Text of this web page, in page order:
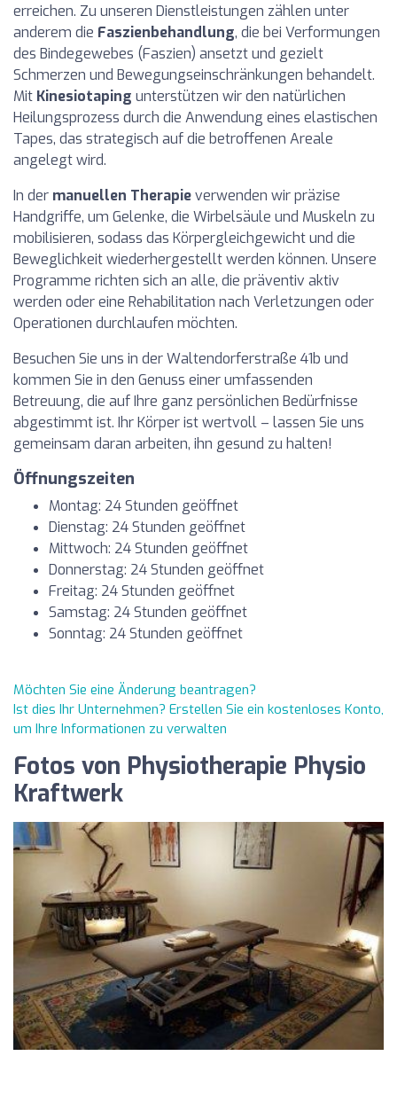
erreichen. Zu unseren Dienstleistungen zählen unter
anderem die Faszienbehandlung, die bei Verformungen
des Bindegewebes (Faszien) ansetzt und gezielt
Schmerzen und Bewegungseinschränkungen behandelt.
Mit Kinesiotaping unterstützen wir den natürlichen
Heilungsprozess durch die Anwendung eines elastischen
Tapes, das strategisch auf die betroffenen Areale
angelegt wird.
In der manuellen Therapieverwenden wir präzise
Handgriffe, um Gelenke, die Wirbelsäule und Muskeln zu
mobilisieren, sodass das Körpergleichgewicht und die
Beweglichkeit wiederhergestellt werden können. Unsere
Programme richten sich an alle, die präventiv aktiv
werden oder eine Rehabilitation nach Verletzungen oder
Operationen durchlaufen möchten.
Besuchen Sie uns in der Waltendorferstraße 41b und
kommen Sie in den Genuss einer umfassenden
Betreuung, die auf Ihre ganz persönlichen Bedürfnisse
abgestimmt ist. Ihr Körper ist wertvoll – lassen Sie uns
gemeinsam daran arbeiten, ihn gesund zu halten!
Öffnungszeiten
Montag: 24 Stunden geöffnet
Dienstag: 24 Stunden geöffnet
Mittwoch: 24 Stunden geöffnet
Donnerstag: 24 Stunden geöffnet
Freitag: 24 Stunden geöffnet
Samstag: 24 Stunden geöffnet
Sonntag: 24 Stunden geöffnet
Möchten Sie eine Änderung beantragen?
Ist dies Ihr Unternehmen? Erstellen Sie ein kostenloses Konto,
um Ihre Informationen zu verwalten
Fotos von Physiotherapie Physio
Kraftwerk